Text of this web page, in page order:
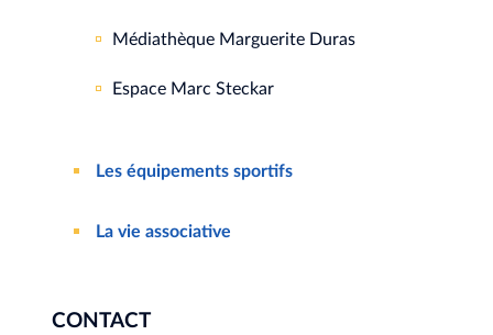
Médiathèque Marguerite Duras
Espace Marc Steckar
Les équipements sportifs
La vie associative
CONTACT